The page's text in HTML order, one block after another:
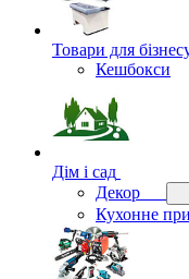
Товари для
Кешбокси
Дім і сад
Декор
Кухонне